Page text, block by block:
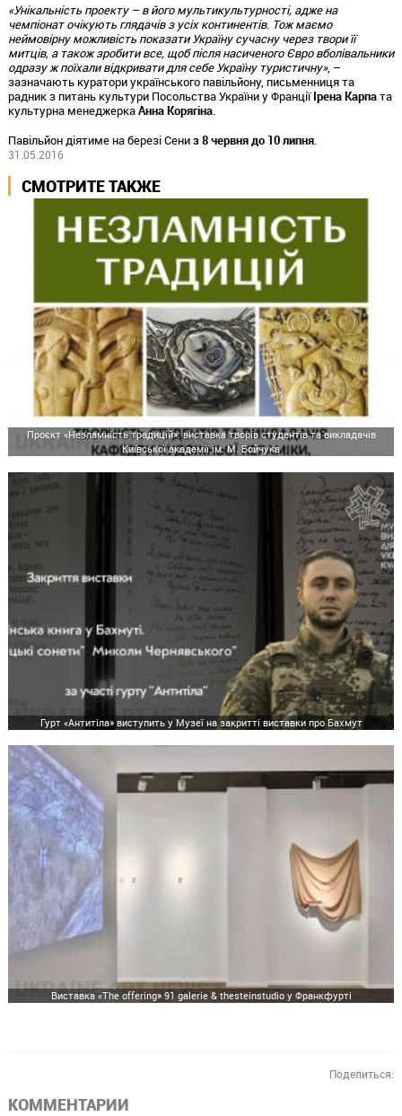
«Унікальність проекту – в його мультикультурності, адже на
чемпіонат очікують глядачів з усіх континентів. Тож маємо
неймовірну можливість показати Україну сучасну через твори її
митців, а також зробити все, щоб після насиченого Євро вболівальники
одразу ж поїхали відкривати для себе Україну туристичну», –
зазначають куратори українського павільйону, письменниця та
радник з питань культури Посольства України у ФранціїІрена Карпата
культурна менеджеркаАнна Корягіна.
Павільйон діятиме на березі Сениз 8 червня до 10 липня.
31.05.2016
СМОТРИТЕ ТАКЖЕ
Проєкт «Незламність традицій»: виставка творів студентів та викладачів
Київської академії ім. М. Бойчука
Гурт «Антитіла» виступить у Музеї на закритті виставки про Бахмут
Виставка «The offering» 91 galerie & thesteinstudio у Франкфурті
Поделиться:
КОММЕНТАРИИ